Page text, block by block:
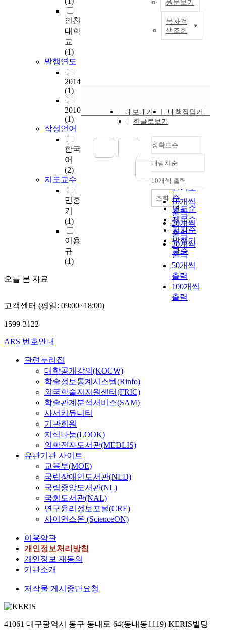
인천
대학
교
(1)
발행연도
2014
(1)
2010
(1)
작성언어
한국
어
(2)
지도교수
민홍
기
(1)
이용
규
(1)
오늘 본 자료
현
진
인
스
이
원문보기
목차검
색조회
i
f
i
t
내보내기
내책장담기
한글로보기
정확도순
정확도
순
인기도
순
연도순
제목순
저자순
발행기
관순
내림차순
내림차순
10개씩 출력
10개씩
출력
20개씩
출력
30개씩
출력
50개씩
출력
100개씩
출력
조회
고객센터 (평일: 09:00~18:00)
1599-3122
ARS 번호안내
관련누리집
대학공개강의(KOCW)
학술정보통계시스템(Rinfo)
외국학술지지원센터(FRIC)
학술관계분석서비스(SAM)
사서커뮤니티
기관회원
지식나눔(LOOK)
의학전자도서관(MEDLIS)
유관기관 사이트
교육부(MOE)
국립장애인도서관(NLD)
국립중앙도서관(NL)
국회도서관(NAL)
연구윤리정보포털(CRE)
사이언스온 (ScienceON)
이용약관
개인정보처리방침
개인정보 재동의
기관소개
저작물 게시중단요청
41061 대구광역시 동구 동내로 64(동내동1119) KERIS빌딩